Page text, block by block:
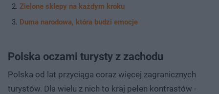
Zielone sklepy na każdym kroku
Duma narodowa, która budzi emocje
Polska oczami turysty z zachodu
Polska od lat przyciąga coraz więcej zagranicznych
turystów. Dla wielu z nich to kraj pełen kontrastów -